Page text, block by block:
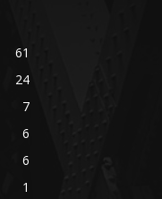
61
24
7
6
6
1